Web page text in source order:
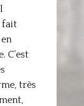
fait
C’est
très